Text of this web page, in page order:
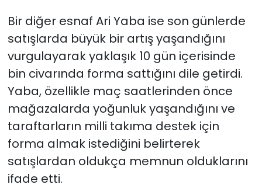
Bir diğer esnaf Ari Yaba ise son günlerde
satışlarda büyük bir artış yaşandığını
vurgulayarak yaklaşık 10 gün içerisinde
bin civarında forma sattığını dile getirdi.
Yaba, özellikle maç saatlerinden önce
mağazalarda yoğunluk yaşandığını ve
taraftarların milli takıma destek için
forma almak istediğini belirterek
satışlardan oldukça memnun olduklarını
ifade etti.